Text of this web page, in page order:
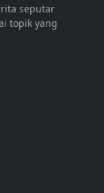
seputar
topik yang